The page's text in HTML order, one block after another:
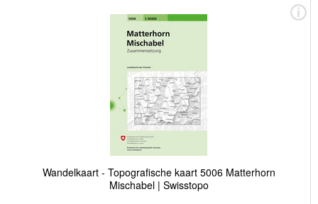
Wandelkaart - Topografische kaart 5006 Matterhorn
Mischabel | Swisstopo